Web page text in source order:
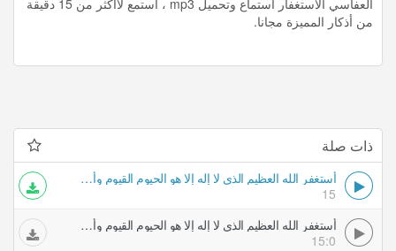
العفاسي الاستغفار استماع وتحميل mp3 ، استمع لأأكثر من 15 دقيقة
من أذكار المميزة مجانا.
ذات صلة
أستغفر الله العظيم الذي لا إله إلا هو الحيوم القيوم وأتوب إليه مكرر العفاسي الاستغفار
15
أستغفر الله العظيم الذي لا إله إلا هو الحيوم القيوم وأتوب إليه مكرر العفاسي الاستغفار
15:0